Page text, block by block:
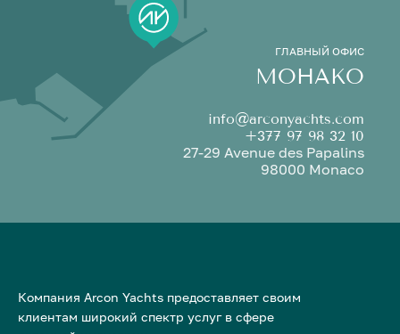
ГЛАВНЫЙ ОФИС
МОНАКО
info@arconyachts.com
+377 97 98 32 10
27-29 Avenue des Papalins
98000 Monaco
Компания Arcon Yachts предоставляет своим
клиентам широкий спектр услуг в сфере